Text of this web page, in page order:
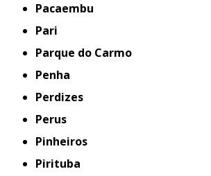
Pacaembu
Pari
Parque do Carmo
Penha
Perdizes
Perus
Pinheiros
Pirituba